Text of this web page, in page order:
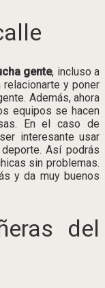
gente, incluso a
y poner
Además, ahora
equipos se hacen
En el caso de
interesante usar
Así podrás
sin problemas.
y da muy buenos
del